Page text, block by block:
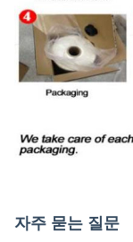
자주 묻는 질문